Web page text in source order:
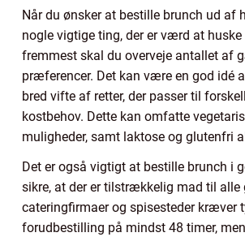
Når du ønsker at bestille brunch ud af
nogle vigtige ting, der er værd at huske
fremmest skal du overveje antallet af
præferencer. Det kan være en god idé
bred vifte af retter, der passer til
kostbehov. Dette kan omfatte
muligheder, samt laktose og glutenfri
Det er også vigtigt at bestille brunch i
sikre, at der er tilstrækkelig mad til alle
cateringfirmaer og spisesteder kræver
forudbestilling på mindst 48 timer,